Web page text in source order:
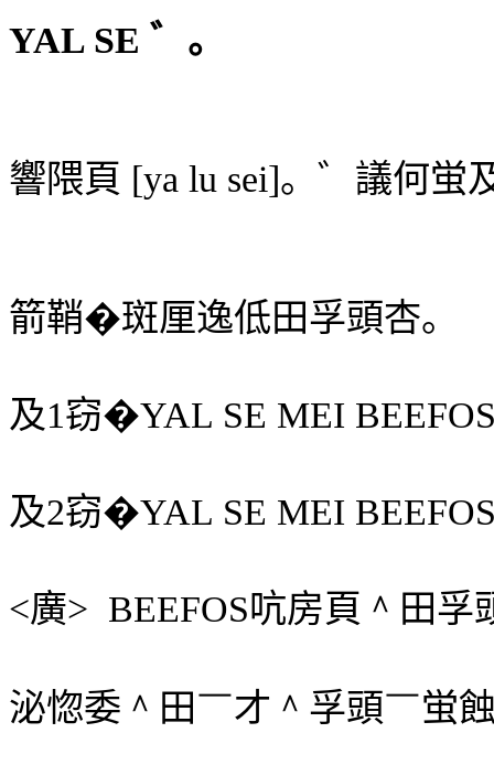
YAL SE ゛。
響隈頁 [ya lu sei]。゛議何蛍
箭鞘�斑厘逸低田孚頭杏。
及1窃�YAL SE MEI
及2窃�YAL SE MEI
<廣> BEEFOS吭房頁 ＾ 田孚
泌惚委 ＾ 田￣才 ＾ 孚頭￣蛍